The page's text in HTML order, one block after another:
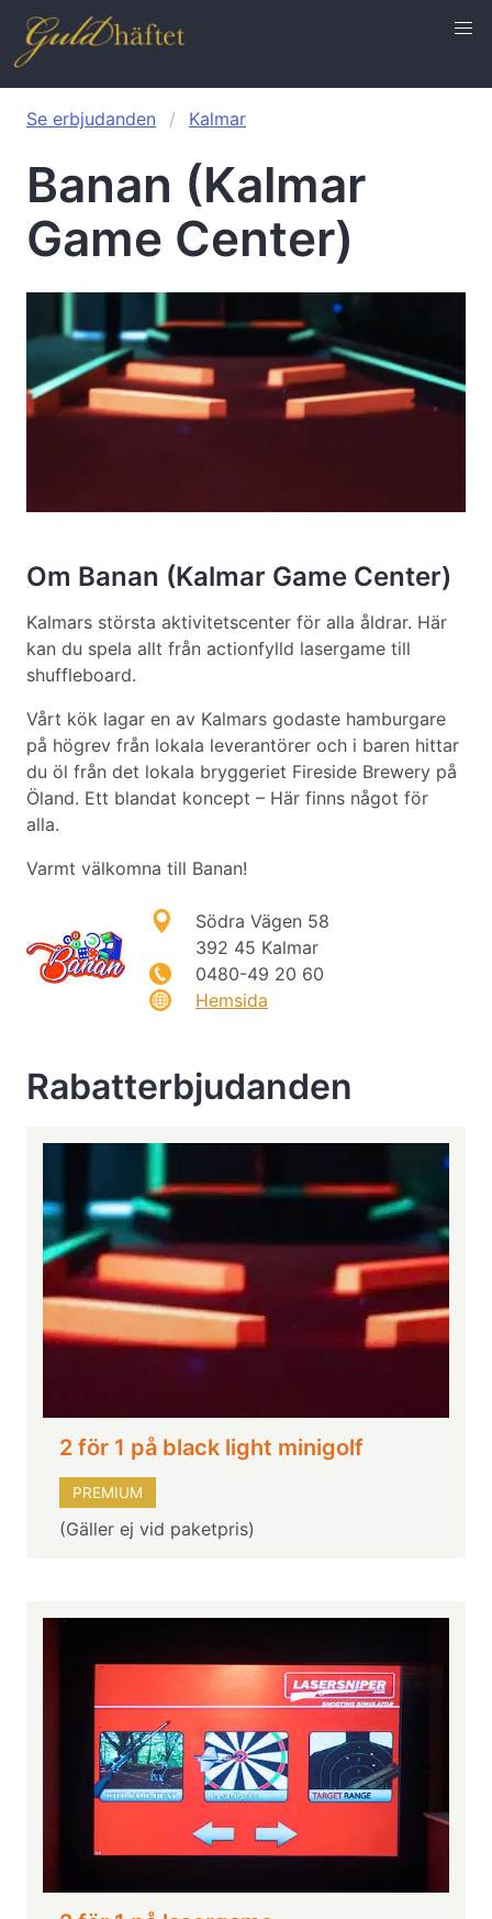
Se erbjudanden Kalmar
Banan (Kalmar
Game Center)
Om Banan (Kalmar Game Center)
Kalmars största aktivitetscenter för alla åldrar. Här
kan du spela allt från actionfylld lasergame till
shuffleboard.
Vårt kök lagar en av Kalmars godaste hamburgare
på högrev från lokala leverantörer och i baren hittar
du öl från det lokala bryggeriet Fireside Brewery på
Öland. Ett blandat koncept – Här finns något för
alla.
Varmt välkomna till Banan!
Södra Vägen 58
392 45 Kalmar
0480-49 20 60
Hemsida
Rabatterbjudanden
2 för 1 på black light minigolf
PREMIUM
(Gäller ej vid paketpris)